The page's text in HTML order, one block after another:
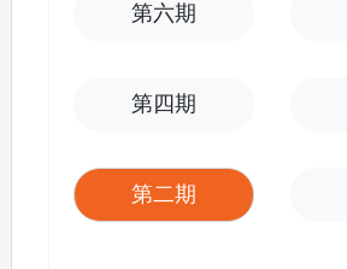
第六期
第四期
第二期